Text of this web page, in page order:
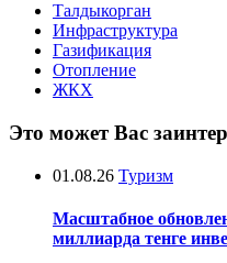
Талдыкорган
Инфраструктура
Газификация
Отопление
ЖКХ
Это может Вас
01.08.26 Туризм
Масштабное
миллиарда тенге